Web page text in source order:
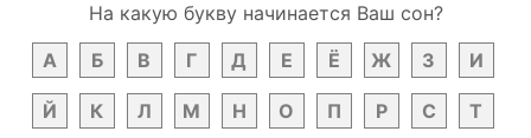
На какую букву начинается Ваш сон?
А
Б В Г Д Е Ё Ж З И
Й К Л М Н О П Р С Т